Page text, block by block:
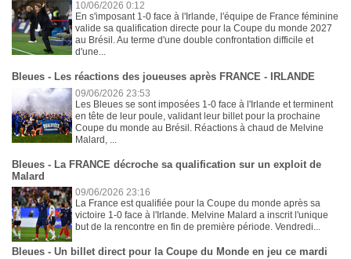
10/06/2026 0:12
En s'imposant 1-0 face à l'Irlande, l'équipe de France féminine
valide sa qualification directe pour la Coupe du monde 2027
au Brésil. Au terme d'une double confrontation difficile et
d'une...
Bleues - Les réactions des joueuses après FRANCE - IRLANDE
09/06/2026 23:53
Les Bleues se sont imposées 1-0 face à l'Irlande et terminent
en tête de leur poule, validant leur billet pour la prochaine
Coupe du monde au Brésil. Réactions à chaud de Melvine
Malard, ...
Bleues - La FRANCE décroche sa qualification sur un exploit de
Malard
09/06/2026 23:16
La France est qualifiée pour la Coupe du monde après sa
victoire 1-0 face à l'Irlande. Melvine Malard a inscrit l'unique
but de la rencontre en fin de première période. Vendredi...
Bleues - Un billet direct pour la Coupe du Monde en jeu ce mardi